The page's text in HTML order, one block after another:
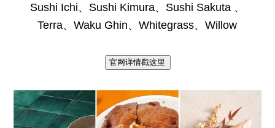
Sushi Ichi、Sushi Kimura、Sushi Sakuta 、
Terra、Waku Ghin、Whitegrass、Willow
官网详情戳这里